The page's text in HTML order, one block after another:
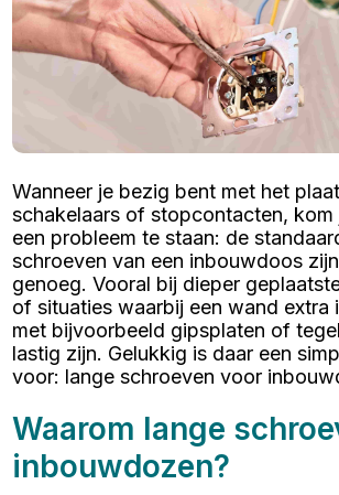
Wanneer je bezig bent met het
schakelaars of stopcontacten, kom
een probleem te staan: de
schroeven van een inbouwdoos
genoeg. Vooral bij dieper
of situaties waarbij een wand extra
met bijvoorbeeld gipsplaten of
lastig zijn. Gelukkig is daar een
voor: lange schroeven voor
Waarom lange
inbouwdozen?